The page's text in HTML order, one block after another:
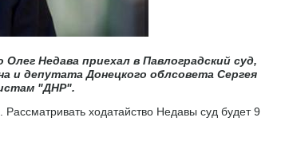
Недава приехал в Павлоградский суд,
и депутата Донецкого облсовета Сергея
"ДНР".
ходатайство Недавы суд будет 9